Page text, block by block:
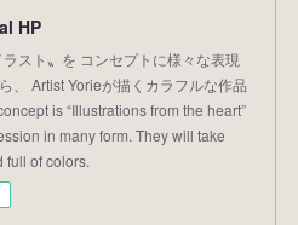
HP
ラスト〟を コンセプトに様々な表現
、 Artist Yorieが描くカラフルな作品
is “Illustrations from the heart”
in many form. They will take
full of colors.